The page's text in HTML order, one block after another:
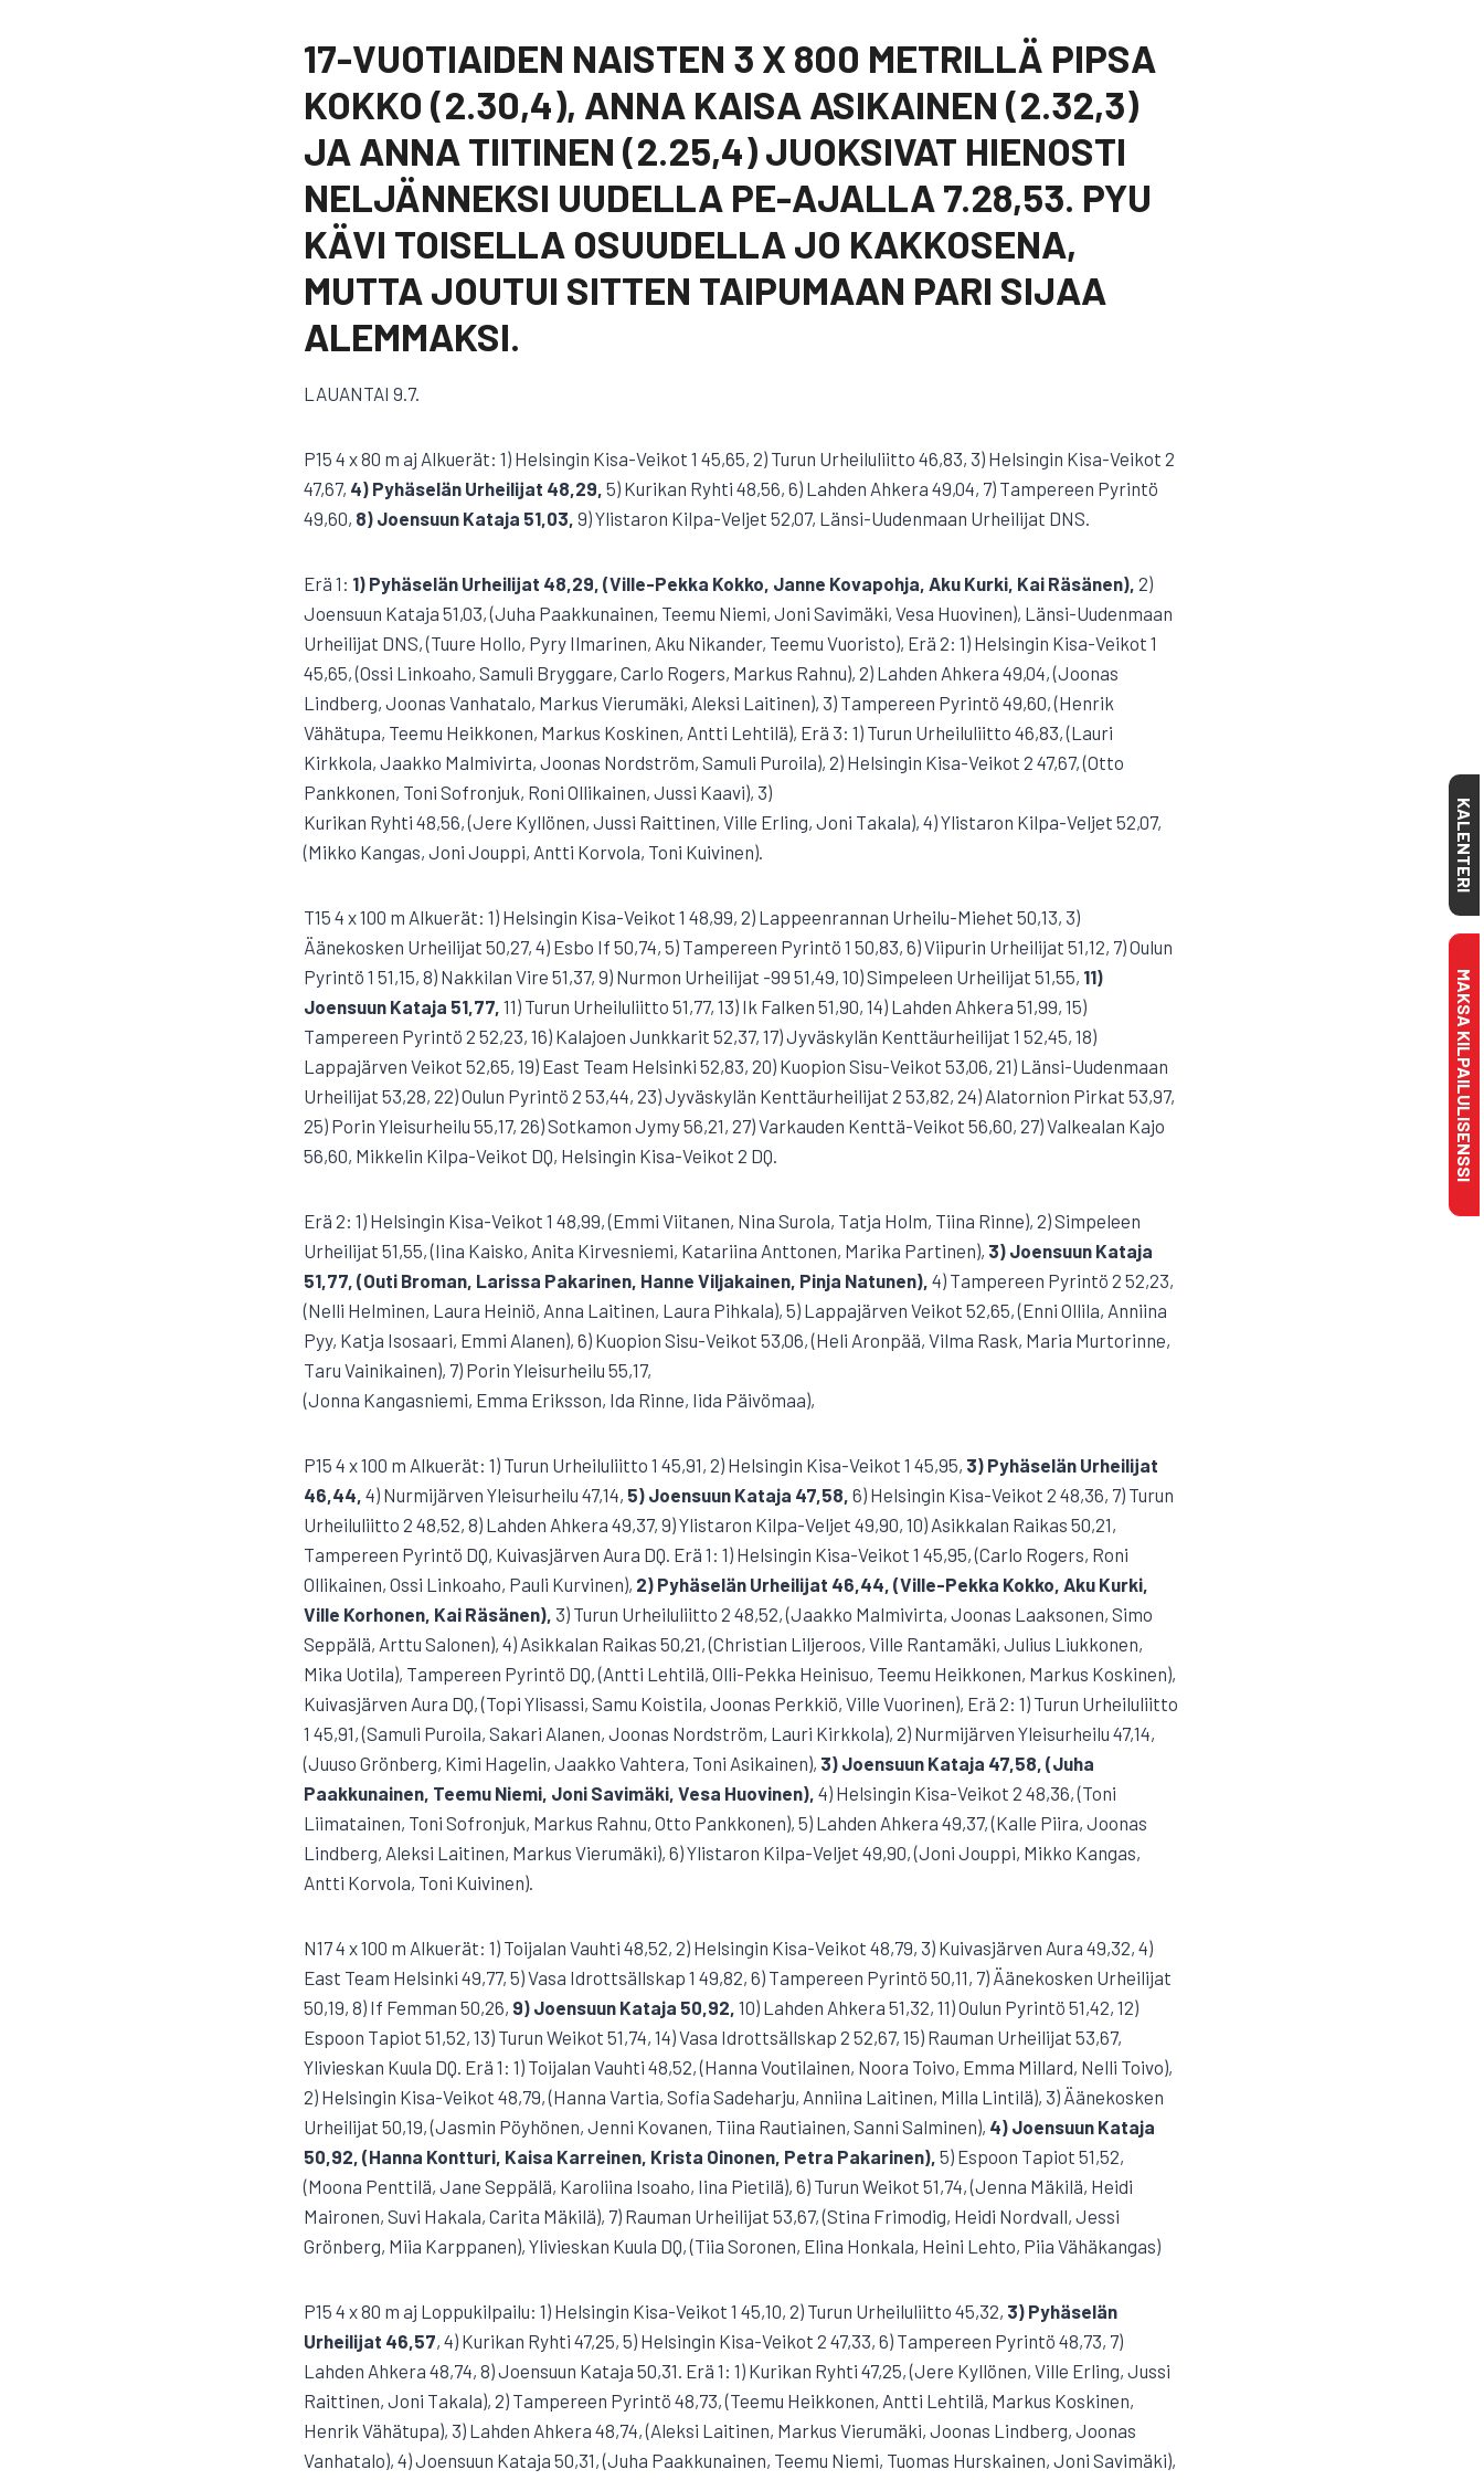
17-VUOTIAIDEN NAISTEN 3 X 800 METRILLÄ PIPSA
KOKKO (2.30,4), ANNA KAISA ASIKAINEN (2.32,3)
JA ANNA TIITINEN (2.25,4) JUOKSIVAT HIENOSTI
NELJÄNNEKSI UUDELLA PE-AJALLA 7.28,53. PYU
KÄVI TOISELLA OSUUDELLA JO KAKKOSENA,
MUTTA JOUTUI SITTEN TAIPUMAAN PARI SIJAA
ALEMMAKSI.
LAUANTAI 9.7.
P15 4 x 80 m aj Alkuerät: 1) Helsingin Kisa-Veikot 1 45,65, 2) Turun Urheiluliitto 46,83, 3) Helsingin Kisa-Veikot 2
47,67, 4) Pyhäselän Urheilijat 48,29, 5) Kurikan Ryhti 48,56, 6) Lahden Ahkera 49,04, 7) Tampereen Pyrintö
49,60, 8) Joensuun Kataja 51,03, 9) Ylistaron Kilpa-Veljet 52,07, Länsi-Uudenmaan Urheilijat DNS.
Erä 1: 1) Pyhäselän Urheilijat 48,29, (Ville-Pekka Kokko, Janne Kovapohja, Aku Kurki, Kai Räsänen), 2)
Joensuun Kataja 51,03, (Juha Paakkunainen, Teemu Niemi, Joni Savimäki, Vesa Huovinen), Länsi-Uudenmaan
Urheilijat DNS, (Tuure Hollo, Pyry Ilmarinen, Aku Nikander, Teemu Vuoristo), Erä 2: 1) Helsingin Kisa-Veikot 1
45,65, (Ossi Linkoaho, Samuli Bryggare, Carlo Rogers, Markus Rahnu), 2) Lahden Ahkera 49,04, (Joonas
Lindberg, Joonas Vanhatalo, Markus Vierumäki, Aleksi Laitinen), 3) Tampereen Pyrintö 49,60, (Henrik
Vähätupa, Teemu Heikkonen, Markus Koskinen, Antti Lehtilä), Erä 3: 1) Turun Urheiluliitto 46,83, (Lauri
Kirkkola, Jaakko Malmivirta, Joonas Nordström, Samuli Puroila), 2) Helsingin Kisa-Veikot 2 47,67, (Otto
Pankkonen, Toni Sofronjuk, Roni Ollikainen, Jussi Kaavi), 3)
Kurikan Ryhti 48,56, (Jere Kyllönen, Jussi Raittinen, Ville Erling, Joni Takala), 4) Ylistaron Kilpa-Veljet 52,07,
(Mikko Kangas, Joni Jouppi, Antti Korvola, Toni Kuivinen).
T15 4 x 100 m Alkuerät: 1) Helsingin Kisa-Veikot 1 48,99, 2) Lappeenrannan Urheilu-Miehet 50,13, 3)
Äänekosken Urheilijat 50,27, 4) Esbo If 50,74, 5) Tampereen Pyrintö 1 50,83, 6) Viipurin Urheilijat 51,12, 7) Oulun
Pyrintö 1 51,15, 8) Nakkilan Vire 51,37, 9) Nurmon Urheilijat -99 51,49, 10) Simpeleen Urheilijat 51,55, 11)
Joensuun Kataja 51,77, 11) Turun Urheiluliitto 51,77, 13) Ik Falken 51,90, 14) Lahden Ahkera 51,99, 15)
Tampereen Pyrintö 2 52,23, 16) Kalajoen Junkkarit 52,37, 17) Jyväskylän Kenttäurheilijat 1 52,45, 18)
Lappajärven Veikot 52,65, 19) East Team Helsinki 52,83, 20) Kuopion Sisu-Veikot 53,06, 21) Länsi-Uudenmaan
Urheilijat 53,28, 22) Oulun Pyrintö 2 53,44, 23) Jyväskylän Kenttäurheilijat 2 53,82, 24) Alatornion Pirkat 53,97,
25) Porin Yleisurheilu 55,17, 26) Sotkamon Jymy 56,21, 27) Varkauden Kenttä-Veikot 56,60, 27) Valkealan Kajo
56,60, Mikkelin Kilpa-Veikot DQ, Helsingin Kisa-Veikot 2 DQ.
Erä 2: 1) Helsingin Kisa-Veikot 1 48,99, (Emmi Viitanen, Nina Surola, Tatja Holm, Tiina Rinne), 2) Simpeleen
Urheilijat 51,55, (Iina Kaisko, Anita Kirvesniemi, Katariina Anttonen, Marika Partinen), 3) Joensuun Kataja
51,77, (Outi Broman, Larissa Pakarinen, Hanne Viljakainen, Pinja Natunen), 4) Tampereen Pyrintö 2 52,23,
(Nelli Helminen, Laura Heiniö, Anna Laitinen, Laura Pihkala), 5) Lappajärven Veikot 52,65, (Enni Ollila, Anniina
Pyy, Katja Isosaari, Emmi Alanen), 6) Kuopion Sisu-Veikot 53,06, (Heli Aronpää, Vilma Rask, Maria Murtorinne,
Taru Vainikainen), 7) Porin Yleisurheilu 55,17,
(Jonna Kangasniemi, Emma Eriksson, Ida Rinne, Iida Päivömaa),
P15 4 x 100 m Alkuerät: 1) Turun Urheiluliitto 1 45,91, 2) Helsingin Kisa-Veikot 1 45,95, 3) Pyhäselän Urheilijat
46,44, 4) Nurmijärven Yleisurheilu 47,14, 5) Joensuun Kataja 47,58, 6) Helsingin Kisa-Veikot 2 48,36, 7) Turun
Urheiluliitto 2 48,52, 8) Lahden Ahkera 49,37, 9) Ylistaron Kilpa-Veljet 49,90, 10) Asikkalan Raikas 50,21,
Tampereen Pyrintö DQ, Kuivasjärven Aura DQ. Erä 1: 1) Helsingin Kisa-Veikot 1 45,95, (Carlo Rogers, Roni
Ollikainen, Ossi Linkoaho, Pauli Kurvinen), 2) Pyhäselän Urheilijat 46,44, (Ville-Pekka Kokko, Aku Kurki,
Ville Korhonen, Kai Räsänen), 3) Turun Urheiluliitto 2 48,52, (Jaakko Malmivirta, Joonas Laaksonen, Simo
Seppälä, Arttu Salonen), 4) Asikkalan Raikas 50,21, (Christian Liljeroos, Ville Rantamäki, Julius Liukkonen,
Mika Uotila), Tampereen Pyrintö DQ, (Antti Lehtilä, Olli-Pekka Heinisuo, Teemu Heikkonen, Markus Koskinen),
Kuivasjärven Aura DQ, (Topi Ylisassi, Samu Koistila, Joonas Perkkiö, Ville Vuorinen), Erä 2: 1) Turun Urheiluliitto
1 45,91, (Samuli Puroila, Sakari Alanen, Joonas Nordström, Lauri Kirkkola), 2) Nurmijärven Yleisurheilu 47,14,
(Juuso Grönberg, Kimi Hagelin, Jaakko Vahtera, Toni Asikainen), 3) Joensuun Kataja 47,58, (Juha
Paakkunainen, Teemu Niemi, Joni Savimäki, Vesa Huovinen), 4) Helsingin Kisa-Veikot 2 48,36, (Toni
Liimatainen, Toni Sofronjuk, Markus Rahnu, Otto Pankkonen), 5) Lahden Ahkera 49,37, (Kalle Piira, Joonas
Lindberg, Aleksi Laitinen, Markus Vierumäki), 6) Ylistaron Kilpa-Veljet 49,90, (Joni Jouppi, Mikko Kangas,
Antti Korvola, Toni Kuivinen).
N17 4 x 100 m Alkuerät: 1) Toijalan Vauhti 48,52, 2) Helsingin Kisa-Veikot 48,79, 3) Kuivasjärven Aura 49,32, 4)
East Team Helsinki 49,77, 5) Vasa Idrottsällskap 1 49,82, 6) Tampereen Pyrintö 50,11, 7) Äänekosken Urheilijat
50,19, 8) If Femman 50,26, 9) Joensuun Kataja 50,92, 10) Lahden Ahkera 51,32, 11) Oulun Pyrintö 51,42, 12)
Espoon Tapiot 51,52, 13) Turun Weikot 51,74, 14) Vasa Idrottsällskap 2 52,67, 15) Rauman Urheilijat 53,67,
Ylivieskan Kuula DQ. Erä 1: 1) Toijalan Vauhti 48,52, (Hanna Voutilainen, Noora Toivo, Emma Millard, Nelli Toivo),
2) Helsingin Kisa-Veikot 48,79, (Hanna Vartia, Sofia Sadeharju, Anniina Laitinen, Milla Lintilä), 3) Äänekosken
Urheilijat 50,19, (Jasmin Pöyhönen, Jenni Kovanen, Tiina Rautiainen, Sanni Salminen), 4) Joensuun Kataja
50,92, (Hanna Kontturi, Kaisa Karreinen, Krista Oinonen, Petra Pakarinen), 5) Espoon Tapiot 51,52,
(Moona Penttilä, Jane Seppälä, Karoliina Isoaho, Iina Pietilä), 6) Turun Weikot 51,74, (Jenna Mäkilä, Heidi
Maironen, Suvi Hakala, Carita Mäkilä), 7) Rauman Urheilijat 53,67, (Stina Frimodig, Heidi Nordvall, Jessi
Grönberg, Miia Karppanen), Ylivieskan Kuula DQ, (Tiia Soronen, Elina Honkala, Heini Lehto, Piia Vähäkangas)
P15 4 x 80 m aj Loppukilpailu: 1) Helsingin Kisa-Veikot 1 45,10, 2) Turun Urheiluliitto 45,32, 3) Pyhäselän
Urheilijat 46,57, 4) Kurikan Ryhti 47,25, 5) Helsingin Kisa-Veikot 2 47,33, 6) Tampereen Pyrintö 48,73, 7)
Lahden Ahkera 48,74, 8) Joensuun Kataja 50,31. Erä 1: 1) Kurikan Ryhti 47,25, (Jere Kyllönen, Ville Erling, Jussi
Raittinen, Joni Takala), 2) Tampereen Pyrintö 48,73, (Teemu Heikkonen, Antti Lehtilä, Markus Koskinen,
Henrik Vähätupa), 3) Lahden Ahkera 48,74, (Aleksi Laitinen, Markus Vierumäki, Joonas Lindberg, Joonas
Vanhatalo), 4) Joensuun Kataja 50,31, (Juha Paakkunainen, Teemu Niemi, Tuomas Hurskainen, Joni Savimäki),
KALENTERI
MAKSA KILPAILULISENSSI